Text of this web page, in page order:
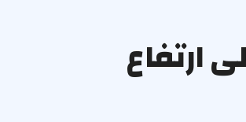
ارتفاع